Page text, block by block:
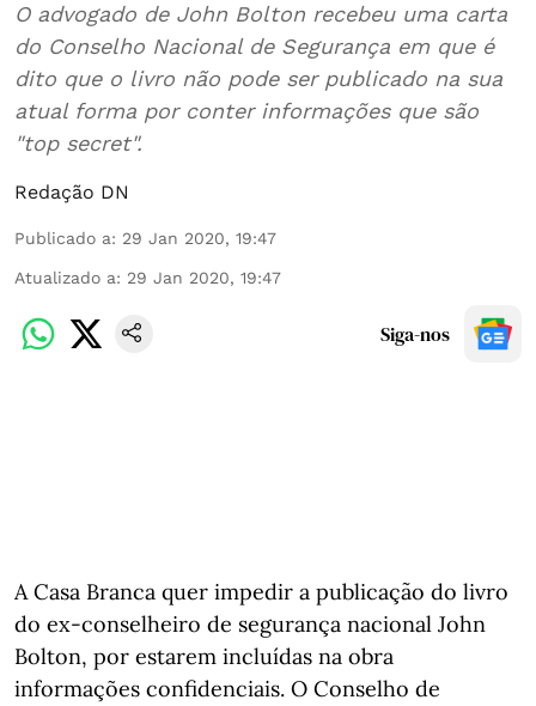
O advogado de John Bolton recebeu uma carta
do Conselho Nacional de Segurança em que é
dito que o livro não pode ser publicado na sua
atual forma por conter informações que são
"top secret".
Redação DN
Publicado a: 29 Jan 2020, 19:47
Atualizado a: 29 Jan 2020, 19:47
Siga-nos
A Casa Branca quer impedir a publicação do livro
do ex-conselheiro de segurança nacional John
Bolton, por estarem incluídas na obra
informações confidenciais. O Conselho de